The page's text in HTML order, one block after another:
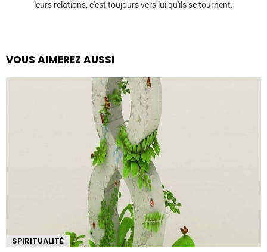
leurs relations, c'est toujours vers lui qu'ils se tournent.
VOUS AIMEREZ AUSSI
SPIRITUALITÉ